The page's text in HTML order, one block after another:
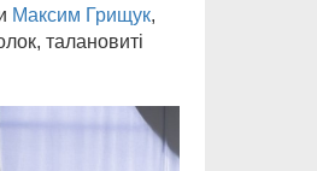
Максим Грищук,
талановиті